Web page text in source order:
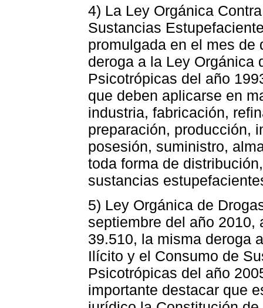
4) La Ley Orgánica
Sustancias
promulgada en el mes de
deroga a la Ley Orgánica
Psicotrópicas del año
que deben aplicarse en
industria, fabricación,
preparación, producción,
posesión, suministro,
toda forma de
sustancias
5) Ley Orgánica de
septiembre del año 2010,
39.510, la misma deroga
Ilícito y el Consumo de
Psicotrópicas del año
importante destacar que